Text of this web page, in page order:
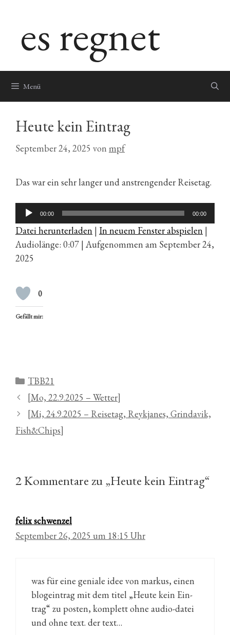
springenes regnet
Menü
Heute kein Eintrag
September 24, 2025 von mpf
Das war ein sehr langer und anstrengender Reisetag.
Audio-
Player
00:00 00:00
Datei herunterladen | In neuem Fenster abspielen |
Audiolänge: 0:07 | Aufgenommen am September 24,
2025
0
Gefällt mir:
Kategorien
TBB21
[Mo, 22.9.2025 – Wetter]
[Mi, 24.9.2025 – Reisetag, Reykjanes, Grindavik,
Fish&Chips]
2 Kommentare zu „Heute kein Eintrag“
felix schwenzel
September 26, 2025 um 18:15 Uhr
was für eine ge­nia­le idee von mar­kus, ei­nen
blog­ein­trag mit dem ti­tel „Heu­te kein Ein­
trag“ zu pos­ten, kom­plett ohne au­dio-da­tei
und ohne text. der text…